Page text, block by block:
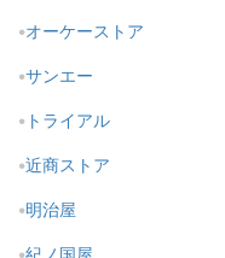
オーケーストア
サンエー
トライアル
近商ストア
明治屋